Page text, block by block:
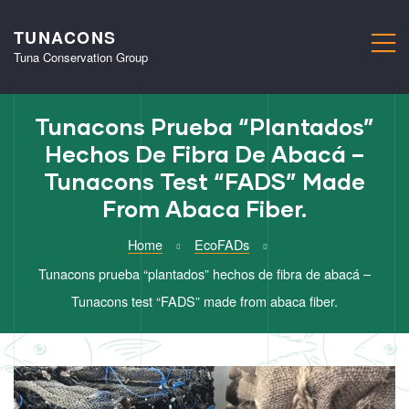
TUNACONS
Tuna Conservation Group
Tunacons Prueba “plantados”
Hechos De Fibra De Abacá –
Tunacons Test “FADS” Made
From Abaca Fiber.
Home
EcoFADs
Tunacons prueba “plantados” hechos de fibra de abacá –
Tunacons test “FADS” made from abaca fiber.